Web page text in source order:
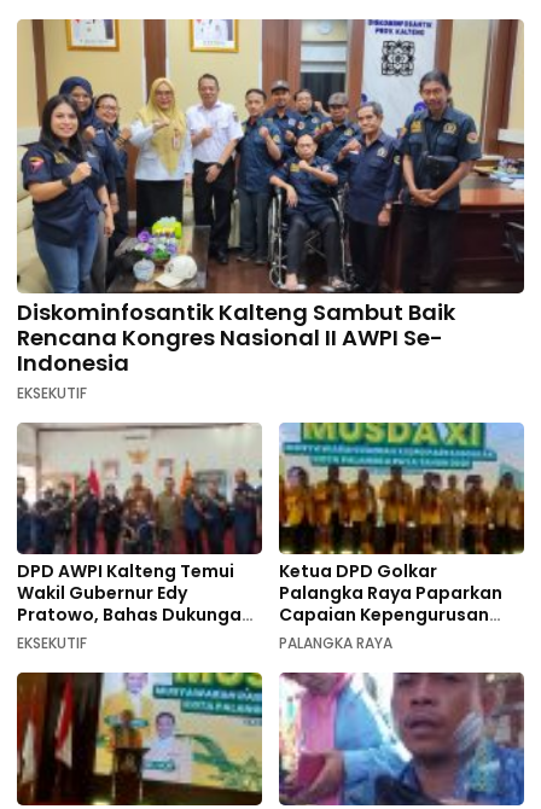
Diskominfosantik Kalteng Sambut Baik
Rencana Kongres Nasional II AWPI Se-
Indonesia
EKSEKUTIF
DPD AWPI Kalteng Temui
Wakil Gubernur Edy
Pratowo, Bahas Dukungan
Kongres Nasional II AWPI di
EKSEKUTIF
Ketua DPD Golkar
Palangka Raya Paparkan
Capaian Kepengurusan
pada Pembukaan Musda XI
PALANGKA RAYA